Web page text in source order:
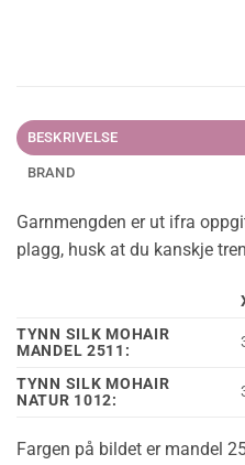
BESKRIVELSE
BRAND
Garnmengden er ut ifra
plagg, husk at du kanskje
TYNN SILK MOHAIR
MANDEL 2511:
TYNN SILK MOHAIR
NATUR 1012:
Fargen på bildet er mandel